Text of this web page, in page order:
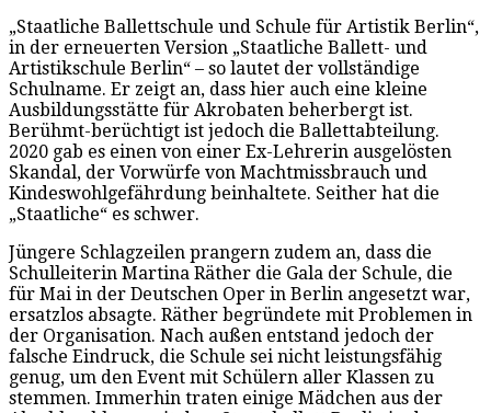
„Staatliche Ballettschule und Schule für Artistik Berlin“,
in der erneuerten Version „Staatliche Ballett- und
Artistikschule Berlin“ – so lautet der vollständige
Schulname. Er zeigt an, dass hier auch eine kleine
Ausbildungsstätte für Akrobaten beherbergt ist.
Berühmt-berüchtigt ist jedoch die Ballettabteilung.
2020 gab es einen von einer Ex-Lehrerin ausgelösten
Skandal, der Vorwürfe von Machtmissbrauch und
Kindeswohlgefährdung beinhaltete. Seither hat die
„Staatliche“ es schwer.
Jüngere Schlagzeilen prangern zudem an, dass die
Schulleiterin Martina Räther die Gala der Schule, die
für Mai in der Deutschen Oper in Berlin angesetzt war,
ersatzlos absagte. Räther begründete mit Problemen in
der Organisation. Nach außen entstand jedoch der
falsche Eindruck, die Schule sei nicht leistungsfähig
genug, um den Event mit Schülern aller Klassen zu
stemmen. Immerhin traten einige Mädchen aus der